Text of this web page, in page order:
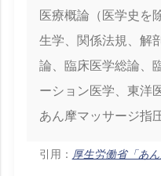
医療概論（医学史を
生学、関係法規、解
論、臨床医学総論、
ーション医学、東洋
あん摩マッサージ指
引用： 厚生労働省「あ